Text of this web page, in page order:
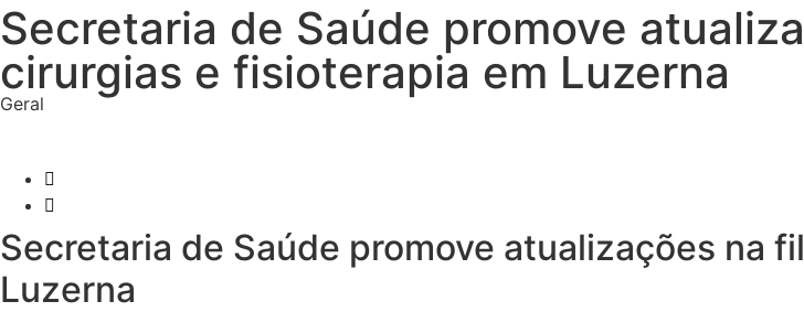
Secretaria de Saúde promove
cirurgias e fisioterapia em Luzerna
Geral
Secretaria de Saúde promove atualizações na
Luzerna